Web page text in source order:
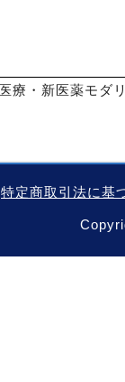
療・新医薬モダ
特定商取引法に基